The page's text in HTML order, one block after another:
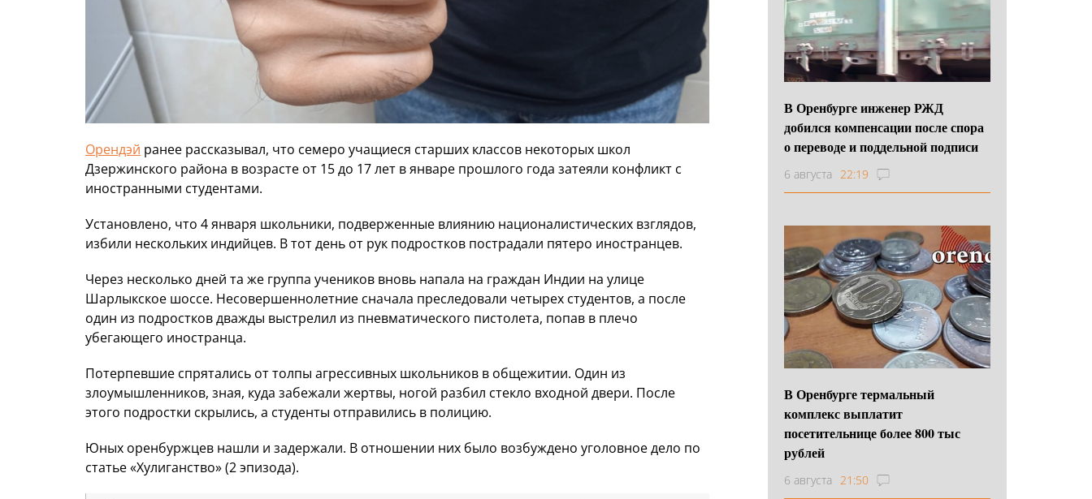
Орендэй ранее рассказывал, что семеро учащиеся старших классов некоторых школ
Дзержинского района в возрасте от 15 до 17 лет в январе прошлого года затеяли конфликт с
иностранными студентами.
Установлено, что 4 января школьники, подверженные влиянию националистических взглядов,
избили нескольких индийцев. В тот день от рук подростков пострадали пятеро иностранцев.
Через несколько дней та же группа учеников вновь напала на граждан Индии на улице
Шарлыкское шоссе. Несовершеннолетние сначала преследовали четырех студентов, а после
один из подростков дважды выстрелил из пневматического пистолета, попав в плечо
убегающего иностранца.
Потерпевшие спрятались от толпы агрессивных школьников в общежитии. Один из
злоумышленников, зная, куда забежали жертвы, ногой разбил стекло входной двери. После
этого подростки скрылись, а студенты отправились в полицию.
Юных оренбуржцев нашли и задержали. В отношении них было возбуждено уголовное дело по
статье «Хулиганство» (2 эпизода).
В Оренбурге инженер РЖД
добился компенсации после спора
о переводе и поддельной подписи
6 августа 22:19
В Оренбурге термальный
комплекс выплатит
посетительнице более 800 тыс
рублей
6 августа 21:50